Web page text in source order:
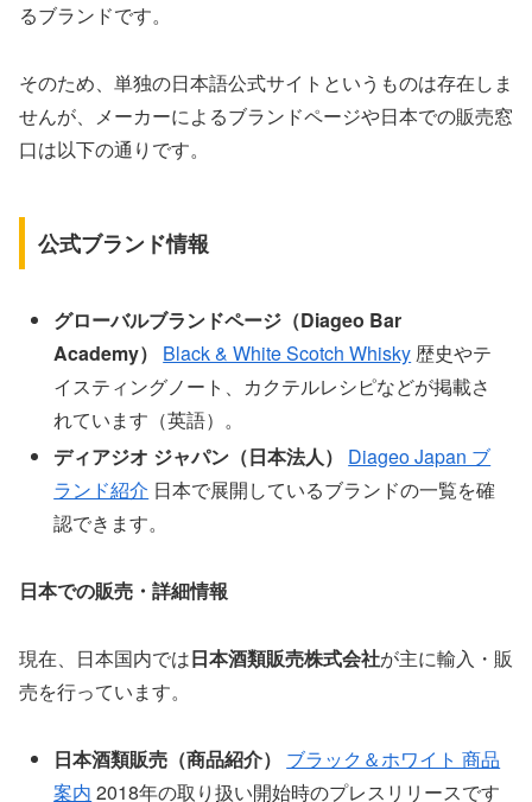
るブランドです。
そのため、単独の日本語公式サイトというものは存在しま
せんが、メーカーによるブランドページや日本での販売窓
口は以下の通りです。
公式ブランド情報
グローバルブランドページ（Diageo Bar
Academy）
Black & White Scotch Whisky 歴史やテ
イスティングノート、カクテルレシピなどが掲載さ
れています（英語）。
ディアジオ ジャパン（日本法人）
Diageo Japan ブ
ランド紹介 日本で展開しているブランドの一覧を確
認できます。
日本での販売・詳細情報
現在、日本国内では日本酒類販売株式会社が主に輸入・販
売を行っています。
日本酒類販売（商品紹介）
ブラック＆ホワイト 商品
案内 2018年の取り扱い開始時のプレスリリースです